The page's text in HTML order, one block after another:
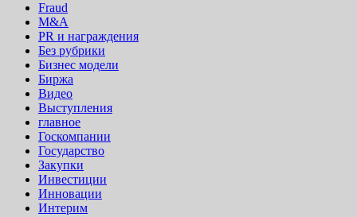
Fraud
M&A
PR и награждения
Без рубрики
Бизнес модели
Биржа
Видео
Выступления
главное
Госкомпании
Государство
Закупки
Инвестиции
Инновации
Интерим